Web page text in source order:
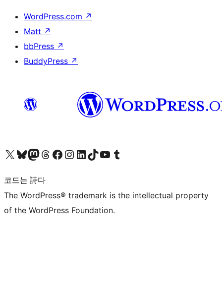
WordPress.com ↗
Matt ↗
bbPress ↗
BuddyPress ↗
X(이전 트위터) 계정 방문하기블루스카이 계정 방문하기마스토돈 계정 방문하기스레드 계정 방문하기 페이스북 페이지 방문하기인스타그램 계정 방문하기 LinkedIn 계정 방문하기틱톡 계정 방문하기유튜브 채널 방문하기 텀블러 계정 방문하기
코드는 詩다
The WordPress® trademark is the intellectual property
of the WordPress Foundation.